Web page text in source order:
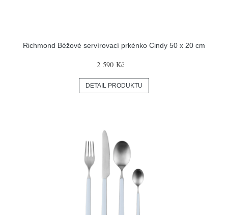
Richmond Béžové servírovací prkénko Cindy 50 x 20 cm
2 590 Kč
DETAIL PRODUKTU